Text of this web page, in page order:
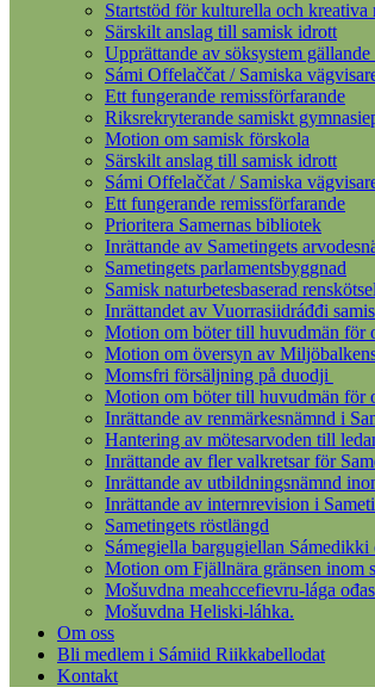
Startstöd för kulturella och kreativa
Särskilt anslag till samisk idrott
Upprättande av söksystem
Sámi Offelaččat / Samiska
Ett fungerande remissförfarande
Riksrekryterande samiskt
Motion om samisk förskola
Särskilt anslag till samisk idrott
Sámi Offelaččat / Samiska
Ett fungerande remissförfarande
Prioritera Samernas bibliotek
Inrättande av Sametingets
Sametingets parlamentsbyggnad
Samisk naturbetesbaserad
Inrättandet av Vuorrasiidráđđi
Motion om böter till huvudmän för
Motion om översyn av
Momsfri försäljning på duodji
Motion om böter till huvudmän för
Inrättande av renmärkesnämnd i
Hantering av mötesarvoden till
Inrättande av fler valkretsar för
Inrättande av utbildningsnämnd
Inrättande av internrevision i
Sametingets röstlängd
Sámegiella bargugiellan
Motion om Fjällnära gränsen inom
Mošuvdna meahccefievru-lága
Mošuvdna Heliski-láhka.
Om oss
Bli medlem i Sámiid Riikkabellodat
Kontakt